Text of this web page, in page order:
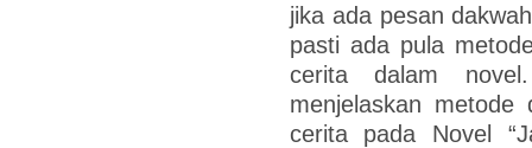
jika ada pesan
pasti ada pula
cerita dalam
menjelaskan
cerita pada Novel